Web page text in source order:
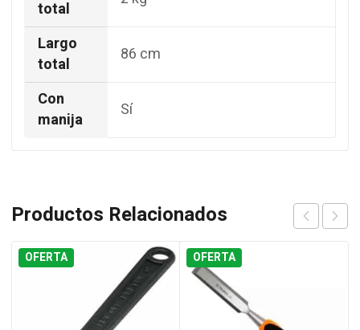
total
Largo
total
86 cm
Con
manija
Sí
Productos Relacionados
OFERTA OFERTA